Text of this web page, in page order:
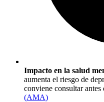
Impacto en la salud
aumenta el riesgo de
conviene consultar antes
(AMA)